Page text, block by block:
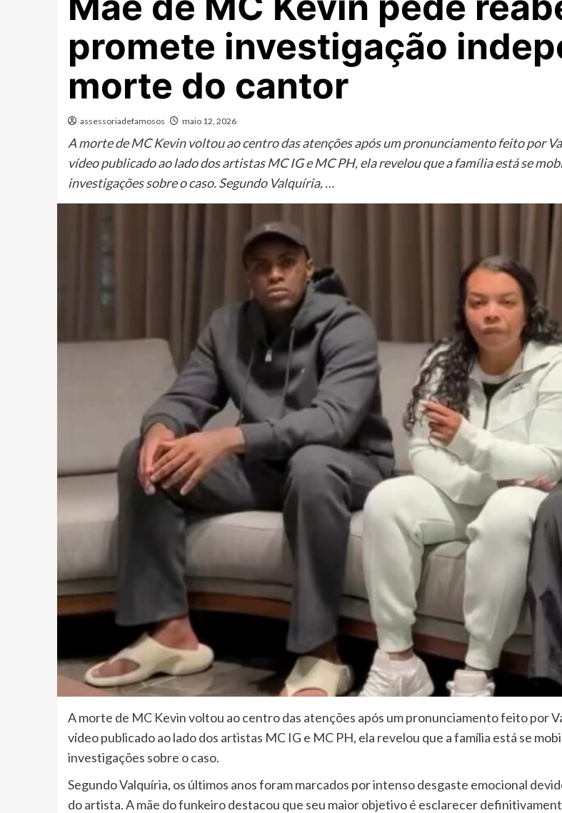
promete investigação
morte do cantor
assessoriadefamosos maio 12, 2026
A morte de MC Kevin voltou ao centro das atenções após um pronunciamento feito por
vídeo publicado ao lado dos artistas MC IG e MC PH, ela revelou que a família está se
investigações sobre o caso. Segundo Valquíria, …
A morte de MC Kevin voltou ao centro das atenções após um pronunciamento feito por
vídeo publicado ao lado dos artistas MC IG e MC PH, ela revelou que a família está se
investigações sobre o caso.
Segundo Valquíria, os últimos anos foram marcados por intenso desgaste emocional
do artista. A mãe do funkeiro destacou que seu maior objetivo é esclarecer